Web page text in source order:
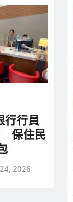
行行員
保住民
2026